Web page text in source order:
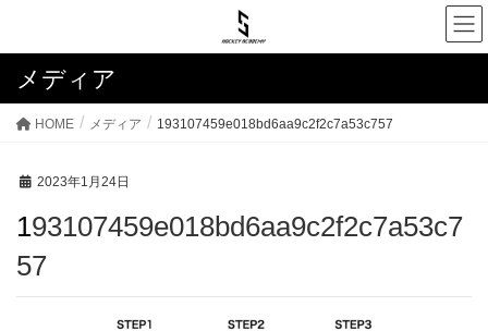
メディア
HOME メディア 193107459e018bd6aa9c2f2c7a53c757
2023年1月24日
193107459e018bd6aa9c2f2c7a53c7
57